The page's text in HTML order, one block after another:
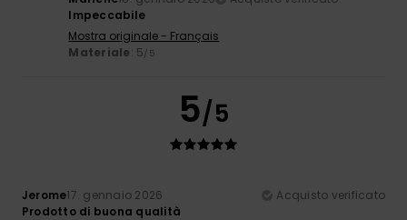
Impeccabile
Mostra originale - Français
Materiale: 5/5
5/5
Jerome17. gennaio 2026
Acquisto verificato
Prodotto di buona qualità